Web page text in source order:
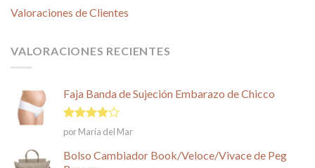
Valoraciones de Clientes
VALORACIONES RECIENTES
Faja Banda de Sujeción Embarazo de Chicco
Valorado
en
5
por María del Mar
Bolso Cambiador Book/Veloce/Vivace de Peg